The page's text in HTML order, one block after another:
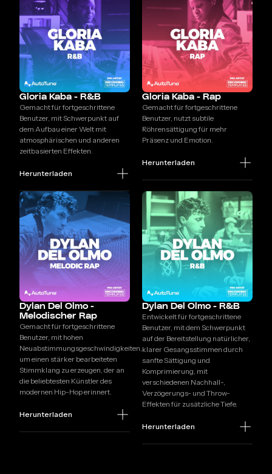
Gloria Kaba - R&B
Gemacht für fortgeschrittene
Benutzer, mit Schwerpunkt auf
dem Aufbau einer Welt mit
atmosphärischen und anderen
zeitbasierten Effekten.
Herunterladen
Gloria Kaba - Rap
Gemacht für fortgeschrittene
Benutzer, nutzt subtile
Röhrensättigung für mehr
Präsenz und Emotion.
Herunterladen
Dylan Del Olmo -
Melodischer Rap
Gemacht für fortgeschrittene
Benutzer, mit hohen
Neuabstimmungsgeschwindigkeiten,
um einen stärker bearbeiteten
Stimmklang zu erzeugen, der an
die beliebtesten Künstler des
modernen Hip-Hop erinnert.
Herunterladen
Dylan Del Olmo - R&B
Entwickelt für fortgeschrittene
Benutzer, mit dem Schwerpunkt
auf der Bereitstellung natürlicher,
klarer Gesangsstimmen durch
sanfte Sättigung und
Komprimierung, mit
verschiedenen Nachhall-,
Verzögerungs- und Throw-
Effekten für zusätzliche Tiefe.
Herunterladen